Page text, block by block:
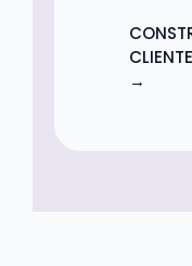
→